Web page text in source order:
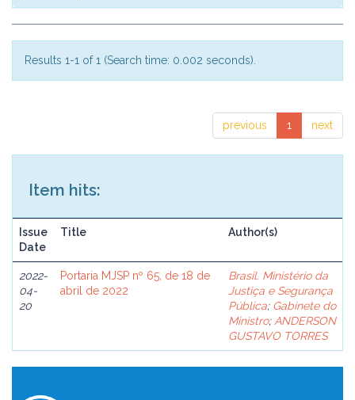
Results 1-1 of 1 (Search time: 0.002 seconds).
previous 1 next
Item hits:
Issue
Date
Title Author(s)
2022-
04-
20
Portaria MJSP nº 65, de 18 de
abril de 2022
Brasil. Ministério da
Justiça e Segurança
Pública; Gabinete do
Ministro; ANDERSON
GUSTAVO TORRES